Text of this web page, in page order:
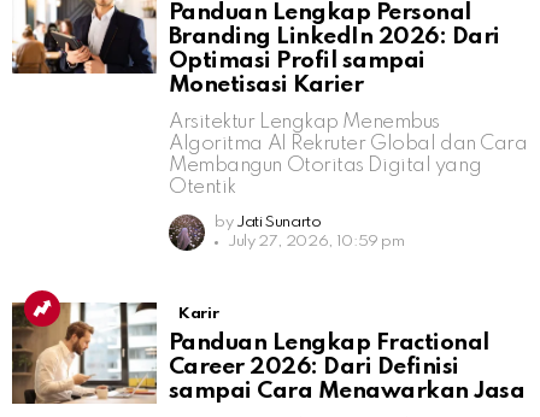
Panduan Lengkap Personal
Branding LinkedIn 2026: Dari
Optimasi Profil sampai
Monetisasi Karier
Arsitektur Lengkap Menembus
Algoritma AI Rekruter Global dan Cara
Membangun Otoritas Digital yang
Otentik
by Jati Sunarto
July 27, 2026, 10:59 pm
Karir
Panduan Lengkap Fractional
Career 2026: Dari Definisi
sampai Cara Menawarkan Jasa